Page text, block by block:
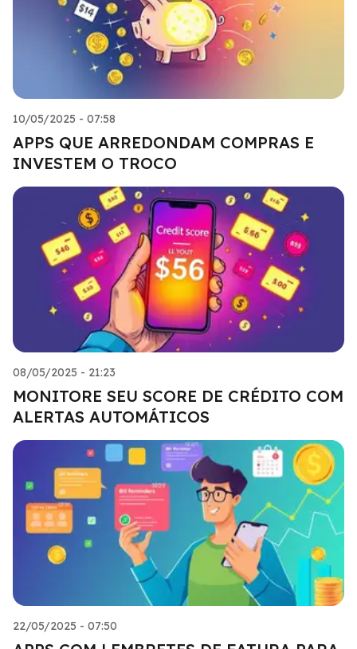
10/05/2025 - 07:58
APPS QUE ARREDONDAM COMPRAS E
INVESTEM O TROCO
08/05/2025 - 21:23
MONITORE SEU SCORE DE CRÉDITO COM
ALERTAS AUTOMÁTICOS
22/05/2025 - 07:50